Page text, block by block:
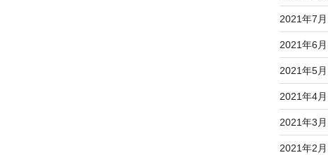
2021年7月
2021年6月
2021年5月
2021年4月
2021年3月
2021年2月